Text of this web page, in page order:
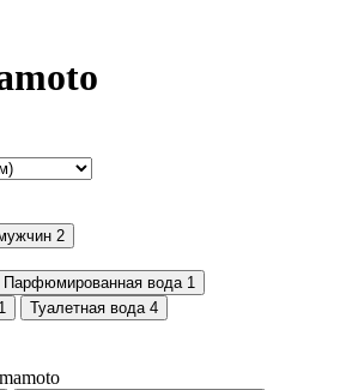
2
Парфюмированная вода 1
1 Туалетная вода 4